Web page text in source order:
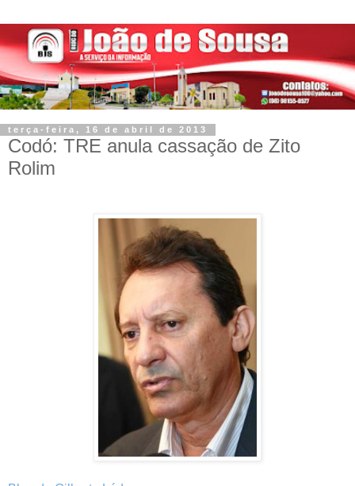
terça-feira, 16 de abril de 2013
Codó: TRE anula cassação de Zito
Rolim